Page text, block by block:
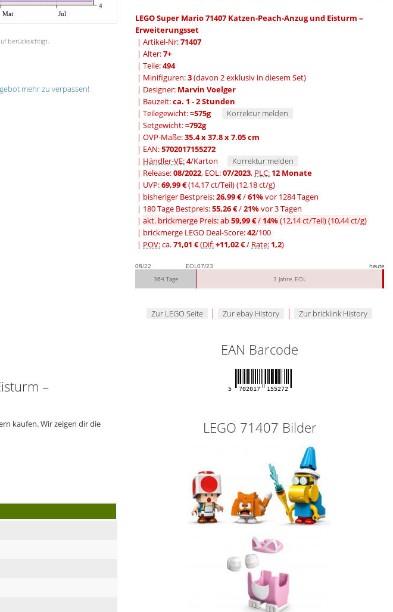
LEGO Super Mario 71407 Katzen-Peach-Anzug und Eisturm –
Erweiterungsset
| Artikel-Nr:71407
| Alter:7+
| Teile:494
| Minifiguren:3(davon 2 exklusiv in diesem Set)
| Designer: Marvin Voelger
| Bauzeit:ca. 1 - 2 Stunden
| Teilegewicht:≈575g
Korrektur melden
| Setgewicht:≈792g
| OVP-Maße:35.4 x 37.8 x 7.05 cm
| EAN:5702017155272
| Händler-VE:4/Karton
Korrektur melden
| Release:08/2022, EOL:07/2023, PLC: 12 Monate
| UVP:69,99 €(14,17 ct/Teil)(12,18 ct/g)
| bisheriger Bestpreis:26,99 €/61%vor 1284 Tagen
| 180 Tage Bestpreis:55,26 €/21%vor 3 Tagen
| akt. brickmerge Preis: ab59,99 €/ 14%(12,14 ct/Teil)(10,44 ct/g)
| brickmerge LEGO Deal-Score:42/100
| POV:ca.71,01 €(Dif:+11,02 €/ Rate: 1,2)
08/22 EOL07/23
heute
364 Tage
3 Jahre, EOL
Zur LEGO Seite | Zur ebay History | Zur bricklink History
Mai Jul
4
berücksichtigt.
mehr zu verpassen!
–
kaufen. Wir zeigen dir die
EAN Barcode
5 702017 155272
LEGO 71407 Bilder